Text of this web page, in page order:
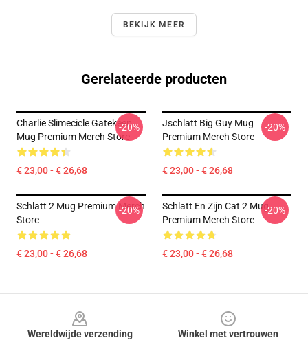
BEKIJK MEER
Gerelateerde producten
Charlie Slimecicle Gatekeep
Mug Premium Merch Store
€ 23,00 - € 26,68
-20%
Jschlatt Big Guy Mug
Premium Merch Store
€ 23,00 - € 26,68
-20%
Schlatt 2 Mug Premium Merch
Store
€ 23,00 - € 26,68
-20%
Schlatt En Zijn Cat 2 Mug
Premium Merch Store
€ 23,00 - € 26,68
-20%
Wereldwijde verzending
Winkel met vertrouwen